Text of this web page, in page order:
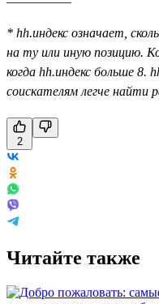
* hh.индекс означает,
на ту или иную позицию.
когда hh.индекс больше 8.
соискателям легче найти
2
Читайте также